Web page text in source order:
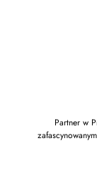
Partner w